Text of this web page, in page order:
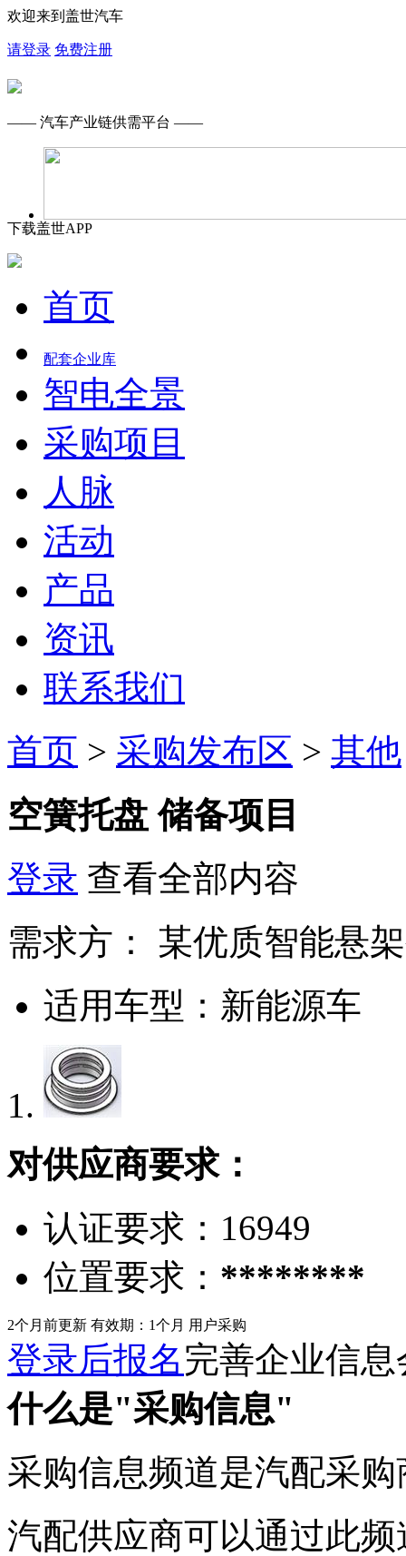
欢迎来到盖世汽车
请登录 免费注册
—— 汽车产业链供需平台 ——
下载盖世APP
首页
配套企业库
智电全景
采购项目
人脉
活动
产品
资讯
联系我们
首页 > 采购发布区 > 其他
空簧托盘 储备项目
登录 查看全部内容
需求方：
某优质智能悬
适用车型： 新能源车
对供应商要求：
认证要求： 16949
位置要求： ********
2个月前更新 有效期：1个月 用户采购
登录后报名完善企业信
什么是"采购信息"
采购信息频道是汽配采
汽配供应商可以通过此